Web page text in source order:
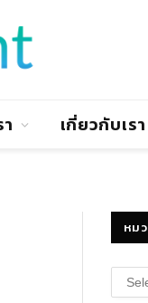
เกี่ยวกับเรา
หม
หมวด
หมู่